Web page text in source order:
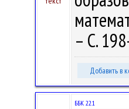
– С.
Добавить в
ББК 22.1